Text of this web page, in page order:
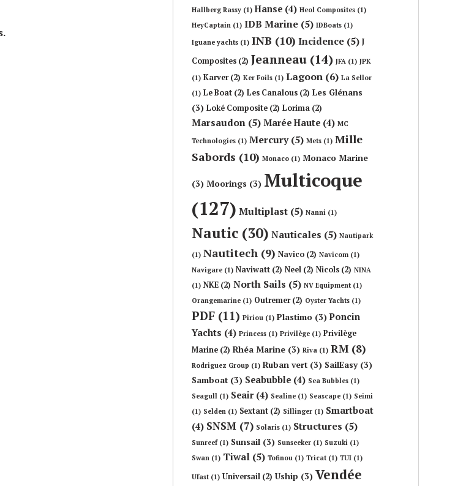
Hallberg Rassy (1) Hanse (4) Heol Composites (1)
HeyCaptain (1) IDB Marine (5) IDBoats (1)
Iguane yachts (1) INB (10) Incidence (5) J
Composites (2) Jeanneau (14) JFA (1) JPK
(1) Karver(2) Ker Foils (1) Lagoon (6) La Sellor
(1) Le Boat (2) Les Canalous (2) Les Glénans
(3) Loké Composite (2) Lorima (2)
Marsaudon (5) Marée Haute (4) MC
Technologies (1) Mercury(5) Mets (1) Mille
Sabords (10) Monaco (1) Monaco Marine
(3) Moorings (3) Multicoque
(127) Multiplast (5) Nanni (1)
Nautic (30) Nauticales (5) Nautipark
(1) Nautitech (9) Navico (2) Navicom (1)
Navigare (1) Naviwatt (2) Neel (2) Nicols (2) NINA
(1) NKE (2) North Sails (5) NV Equipment(1)
Orangemarine (1) Outremer(2) Oyster Yachts (1)
PDF (11) Piriou (1) Plastimo (3) Poncin
Yachts (4) Princess (1) Privilège (1) Privilège
Marine (2) Rhéa Marine (3) Riva (1) RM (8)
Rodriguez Group (1) Ruban vert (3) SailEasy(3)
Samboat (3) Seabubble (4) Sea Bubbles (1)
Seagull (1) Seair(4) Sealine (1) Seascape (1) Seimi
(1) Selden (1) Sextant (2) Sillinger (1) Smartboat
(4) SNSM (7) Solaris (1) Structures (5)
Sunreef(1) Sunsail (3) Sunseeker (1) Suzuki (1)
Swan (1) Tiwal (5) Tofinou (1) Tricat(1) TUI (1)
Ufast(1) Universail (2) Uship (3) Vendée